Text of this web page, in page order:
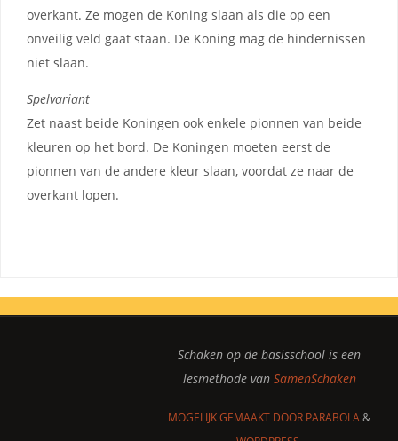
overkant. Ze mogen de Koning slaan als die op een
onveilig veld gaat staan. De Koning mag de hindernissen
niet slaan.
Spelvariant
Zet naast beide Koningen ook enkele pionnen van beide
kleuren op het bord. De Koningen moeten eerst de
pionnen van de andere kleur slaan, voordat ze naar de
overkant lopen.
Schaken op de basisschool is een
lesmethode van SamenSchaken
MOGELIJK GEMAAKT DOOR PARABOLA&